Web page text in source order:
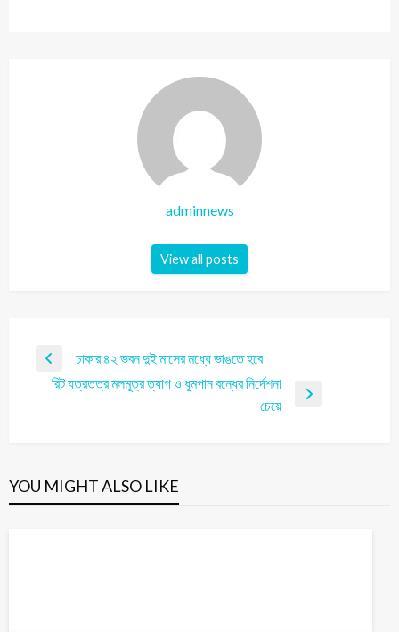
adminnews
View all posts
ঢাকার ৪২ ভবন দুই মাসের মধ্যে ভাঙতে হবে
রিট যত্রতত্র মলমূত্র ত্যাগ ও ধূমপান বন্ধের নির্দেশনা
চেয়ে
YOU MIGHT ALSO LIKE